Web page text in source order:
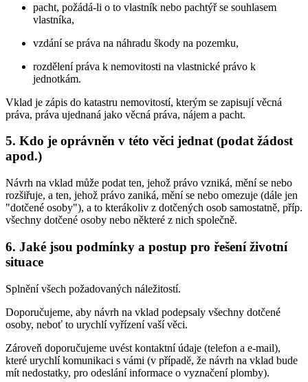
pacht, požádá-li o to vlastník nebo pachtýř se souhlasem
vlastníka,
vzdání se práva na náhradu škody na pozemku,
rozdělení práva k nemovitosti na vlastnické právo k
jednotkám.
Vklad je zápis do katastru nemovitostí, kterým se zapisují věcná
práva, práva ujednaná jako věcná práva, nájem a pacht.
5. Kdo je oprávněn v této věci jednat (podat žádost
apod.)
Návrh na vklad může podat ten, jehož právo vzniká, mění se nebo
rozšiřuje, a ten, jehož právo zaniká, mění se nebo omezuje (dále jen
"dotčené osoby"), a to kterákoliv z dotčených osob samostatně, příp.
všechny dotčené osoby nebo některé z nich společně.
6. Jaké jsou podmínky a postup pro řešení životní
situace
Splnění všech požadovaných náležitostí.
Doporučujeme, aby návrh na vklad podepsaly všechny dotčené
osoby, neboť to urychlí vyřízení vaší věci.
Zároveň doporučujeme uvést kontaktní údaje (telefon a e-mail),
které urychlí komunikaci s vámi (v případě, že návrh na vklad bude
mít nedostatky, pro odeslání informace o vyznačení plomby).